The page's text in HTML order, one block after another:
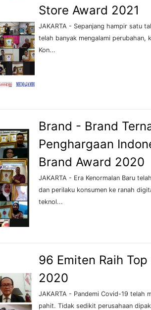
Store Award 2021
JAKARTA - Sepanjang hampir satu
telah banyak mengalami perubahan,
Kon...
Brand - Brand
Penghargaan
Brand Award 2020
JAKARTA - Era Kenormalan Baru
dan perilaku konsumen ke ranah
teknol...
96 Emiten Raih
2020
JAKARTA - Pandemi Covid-19 telah
pahit. Tidak sedikit perusahaan